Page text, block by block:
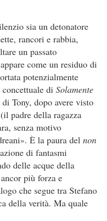
sia un detonatore
rancori e rabbia,
un passato
come un residuo di
potenzialmente
di Solamente
Tony, dopo avere visto
padre della ragazza
senza motivo
È la paura del non
di fantasmi
delle acque della
più forza e
che segue tra Stefano
della verità. Ma quale